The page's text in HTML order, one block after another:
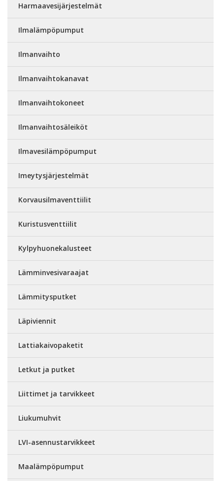
Harmaavesijärjestelmät
Ilmalämpöpumput
Ilmanvaihto
Ilmanvaihtokanavat
Ilmanvaihtokoneet
Ilmanvaihtosäleiköt
Ilmavesilämpöpumput
Imeytysjärjestelmät
Korvausilmaventtiilit
Kuristusventtiilit
Kylpyhuonekalusteet
Lämminvesivaraajat
Lämmitysputket
Läpiviennit
Lattiakaivopaketit
Letkut ja putket
Liittimet ja tarvikkeet
Liukumuhvit
LVI-asennustarvikkeet
Maalämpöpumput